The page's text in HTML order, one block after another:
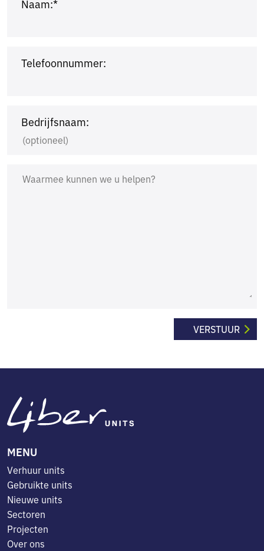
Naam:*
Telefoonnummer:
Bedrijfsnaam:
MENU
Verhuur units
Gebruikte units
Nieuwe units
Sectoren
Projecten
Over ons